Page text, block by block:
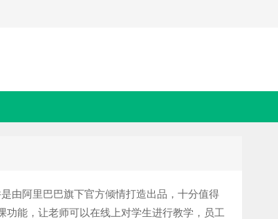
由阿里巴巴旗下官方倾情打造出品，十分值得
能，让老师可以在线上对学生进行教学，员工